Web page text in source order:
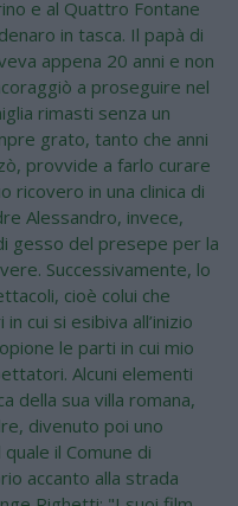
e al Quattro Fontane
in tasca. Il papà di
appena 20 anni e non
a proseguire nel
rimasti senza un
grato, tanto che anni
provvide a farlo curare
ricovero in una clinica di
Alessandro, invece,
gesso del presepe per la
Successivamente, lo
cioè colui che
cui si esibiva all’inizio
le parti in cui mio
Alcuni elementi
della sua villa romana,
divenuto poi uno
il Comune di
accanto alla strada